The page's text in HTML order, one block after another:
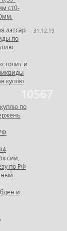
ст0-
31.12.19
лэтсар
по
и
куплю
по
по РФ
и